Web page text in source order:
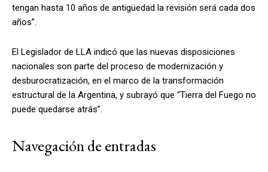
tengan hasta 10 años de antigüedad la revisión será cada dos
años”.
El Legislador de LLA indicó que las nuevas disposiciones
nacionales son parte del proceso de modernización y
desburocratización, en el marco de la transformación
estructural de la Argentina, y subrayó que “Tierra del Fuego no
puede quedarse atrás”.
Navegación de entradas